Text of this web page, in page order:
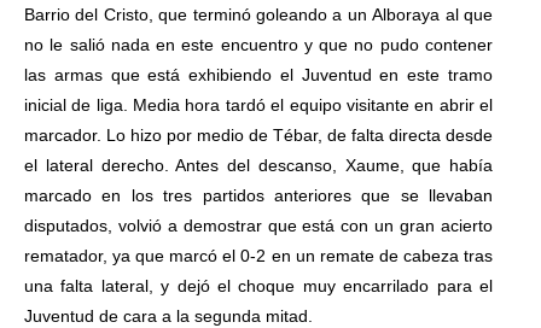
Barrio del Cristo, que terminó goleando a un Alboraya al que
no le salió nada en este encuentro y que no pudo contener
las armas que está exhibiendo el Juventud en este tramo
inicial de liga. Media hora tardó el equipo visitante en abrir el
marcador. Lo hizo por medio de Tébar, de falta directa desde
el lateral derecho. Antes del descanso, Xaume, que había
marcado en los tres partidos anteriores que se llevaban
disputados, volvió a demostrar que está con un gran acierto
rematador, ya que marcó el 0-2 en un remate de cabeza tras
una falta lateral, y dejó el choque muy encarrilado para el
Juventud de cara a la segunda mitad.